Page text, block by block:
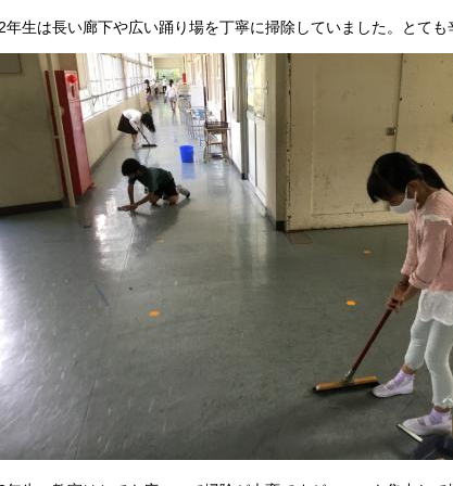
生は長い廊下や広い踊り場を丁寧に掃除していました。とても